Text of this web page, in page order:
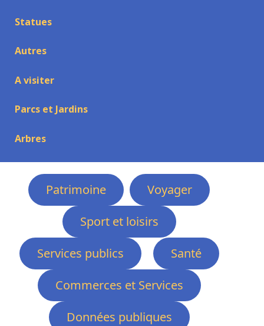
Statues
Autres
A visiter
Parcs et Jardins
Arbres
Patrimoine
Voyager
Sport et loisirs
Services publics
Santé
Commerces et Services
Données publiques